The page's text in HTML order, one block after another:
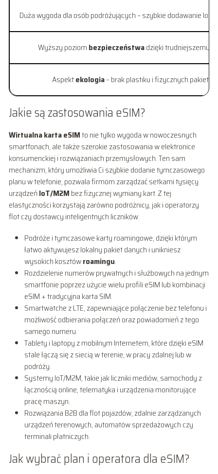
Duża wygoda dla osób podróżujących – szybkie dodawanie
Wyższy poziom bezpieczeństwadzięki trudniejszemu
Aspektekologia– brak plastiku i fizycznych
Jakie są zastosowania eSIM?
Wirtualna karta eSIMto nie tylko wygoda w nowoczesnych
smartfonach, ale także szerokie zastosowania w elektronice
konsumenckiej i rozwiązaniach przemysłowych. Ten sam
mechanizm, który umożliwia Ci szybkie dodanie tymczasowego
planu w telefonie, pozwala firmom zarządzać setkami tysięcy
urządzeńIoT/M2M bez fizycznej wymiany kart. Z tej
elastyczności korzystają zarówno podróżnicy, jak i operatorzy
flot czy dostawcy inteligentnych liczników.
Podróże i tymczasowe karty roamingowe, dzięki którym
łatwo aktywujesz lokalny pakiet danych i unikniesz
wysokich kosztówroamingu.
Rozdzielenie numerów prywatnych i służbowych na jednym
smartfonie poprzez użycie wielu profili eSIM lub kombinacji
eSIM + tradycyjna karta SIM.
Smartwatche z LTE, zapewniające połączenie bez telefonu i
możliwość odbierania połączeń oraz powiadomień z tego
samego numeru.
Tablety i laptopy z mobilnym Internetem, które dzięki eSIM
stale łączą się z siecią w terenie, w pracy zdalnej lub w
podróży.
Systemy IoT/M2M, takie jak liczniki mediów, samochody z
łącznością online, telematyka i urządzenia monitorujące
pracę maszyn.
Rozwiązania B2B dla flot pojazdów, zdalnie zarządzanych
urządzeń terenowych, automatów sprzedażowych czy
terminali płatniczych.
Jak wybrać plan i operatora dla eSIM?